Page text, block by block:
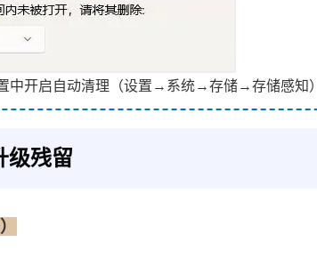
中开启自动清理（设置→系统→存储→存储感知）
级残留